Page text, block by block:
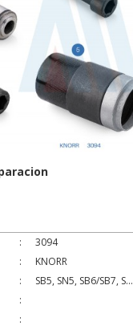
:
3094
:
KNORR
:
SB5, SN5, SB6/SB7, S...
:
: